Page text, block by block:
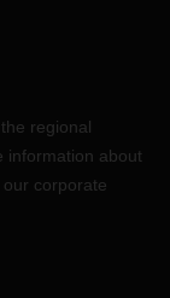
regional
information about
corporate